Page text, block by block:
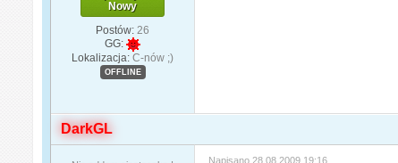
Nowy
Postów: 26
GG:
Lokalizacja: C-nów ;)
OFFLINE
DarkGL
Napisano 28.08.2009 19:16